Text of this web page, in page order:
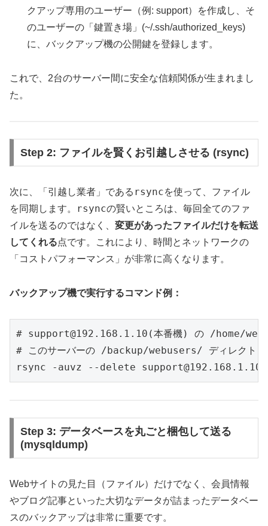
クアップ専用のユーザー（例: support）を作成し、そ
のユーザーの「鍵置き場」(~/.ssh/authorized_keys)
に、バックアップ機の公開鍵を登録します。
これで、2台のサーバー間に安全な信頼関係が生まれまし
た。
Step 2: ファイルを賢くお引越しさせる (rsync)
次に、「引越し業者」である rsyncを使って、ファイル
を同期します。
rsyncの賢いところは、毎回全てのファ
イルを送るのではなく、 変更があったファイルだけを転送
してくれる点です。これにより、時間とネットワークの
「コストパフォーマンス」が非常に高くなります。
バックアップ機で実行するコマンド例：
# support@192.168.1.10(本番機) の /home/
# このサーバーの /backup/webusers/ ディレクトリ
rsync -auvz --delete
Step 3: データベースを丸ごと梱包して送る
(mysqldump)
Webサイトの見た目（ファイル）だけでなく、会員情報
やブログ記事といった大切なデータが詰まったデータベー
スのバックアップは非常に重要です。